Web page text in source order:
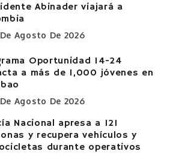
Abinader viajará a
Agosto De 2026
Oportunidad 14-24
a más de 1,000 jóvenes en
Agosto De 2026
Nacional apresa a 121
y recupera vehículos y
durante operativos